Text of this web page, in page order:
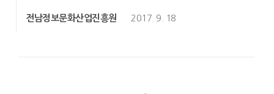
전남정보문화산업진흥원 2017. 9. 18